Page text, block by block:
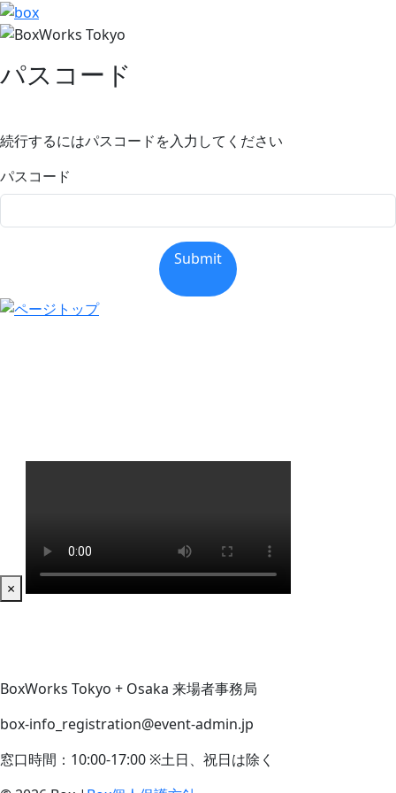
パスコード
続行するにはパスコードを入力してください
パスコード
Submit
BoxWorks Tokyo + Osaka 来場者事務局
box-info_registration@event-admin.jp
窓口時間：10:00-17:00 ※土日、祝日は除く
×